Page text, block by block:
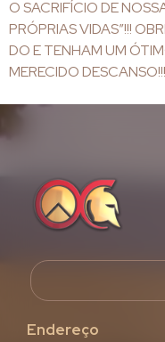
O SACRIFÍCIO DE
PRÓPRIAS VIDAS”!!!
DO E TENHAM UM
MERECIDO
Endereço